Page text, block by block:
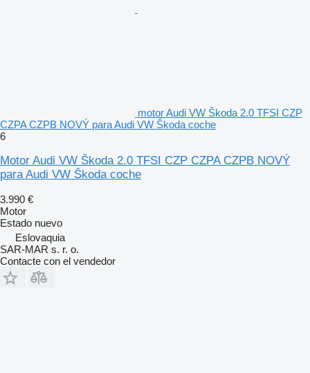
motor Audi VW Škoda 2.0 TFSI CZP
CZPA CZPB NOVÝ para Audi VW Škoda coche
6
Motor Audi VW Škoda 2.0 TFSI CZP CZPA CZPB NOVÝ
para Audi VW Škoda coche
3.990 €
Motor
Estado nuevo
Eslovaquia
SAR-MAR s. r. o.
Contacte con el vendedor